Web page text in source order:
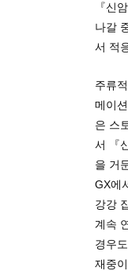
『신
나갈
서 적
주류
메이
은 스
서 『
을 거
GX에
강강
계속
경우
재중